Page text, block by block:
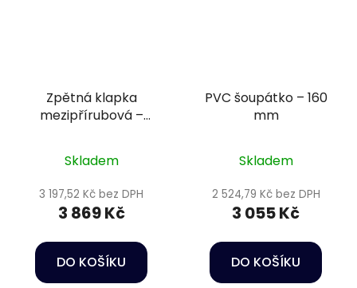
Zpětná klapka
mezipřírubová –
těsnění EPDM
Skladem
3 197,52 Kč bez DPH
3 869 Kč
DO KOŠÍKU
PVC šoupátko – 160
mm
Skladem
2 524,79 Kč bez DPH
3 055 Kč
DO KOŠÍKU